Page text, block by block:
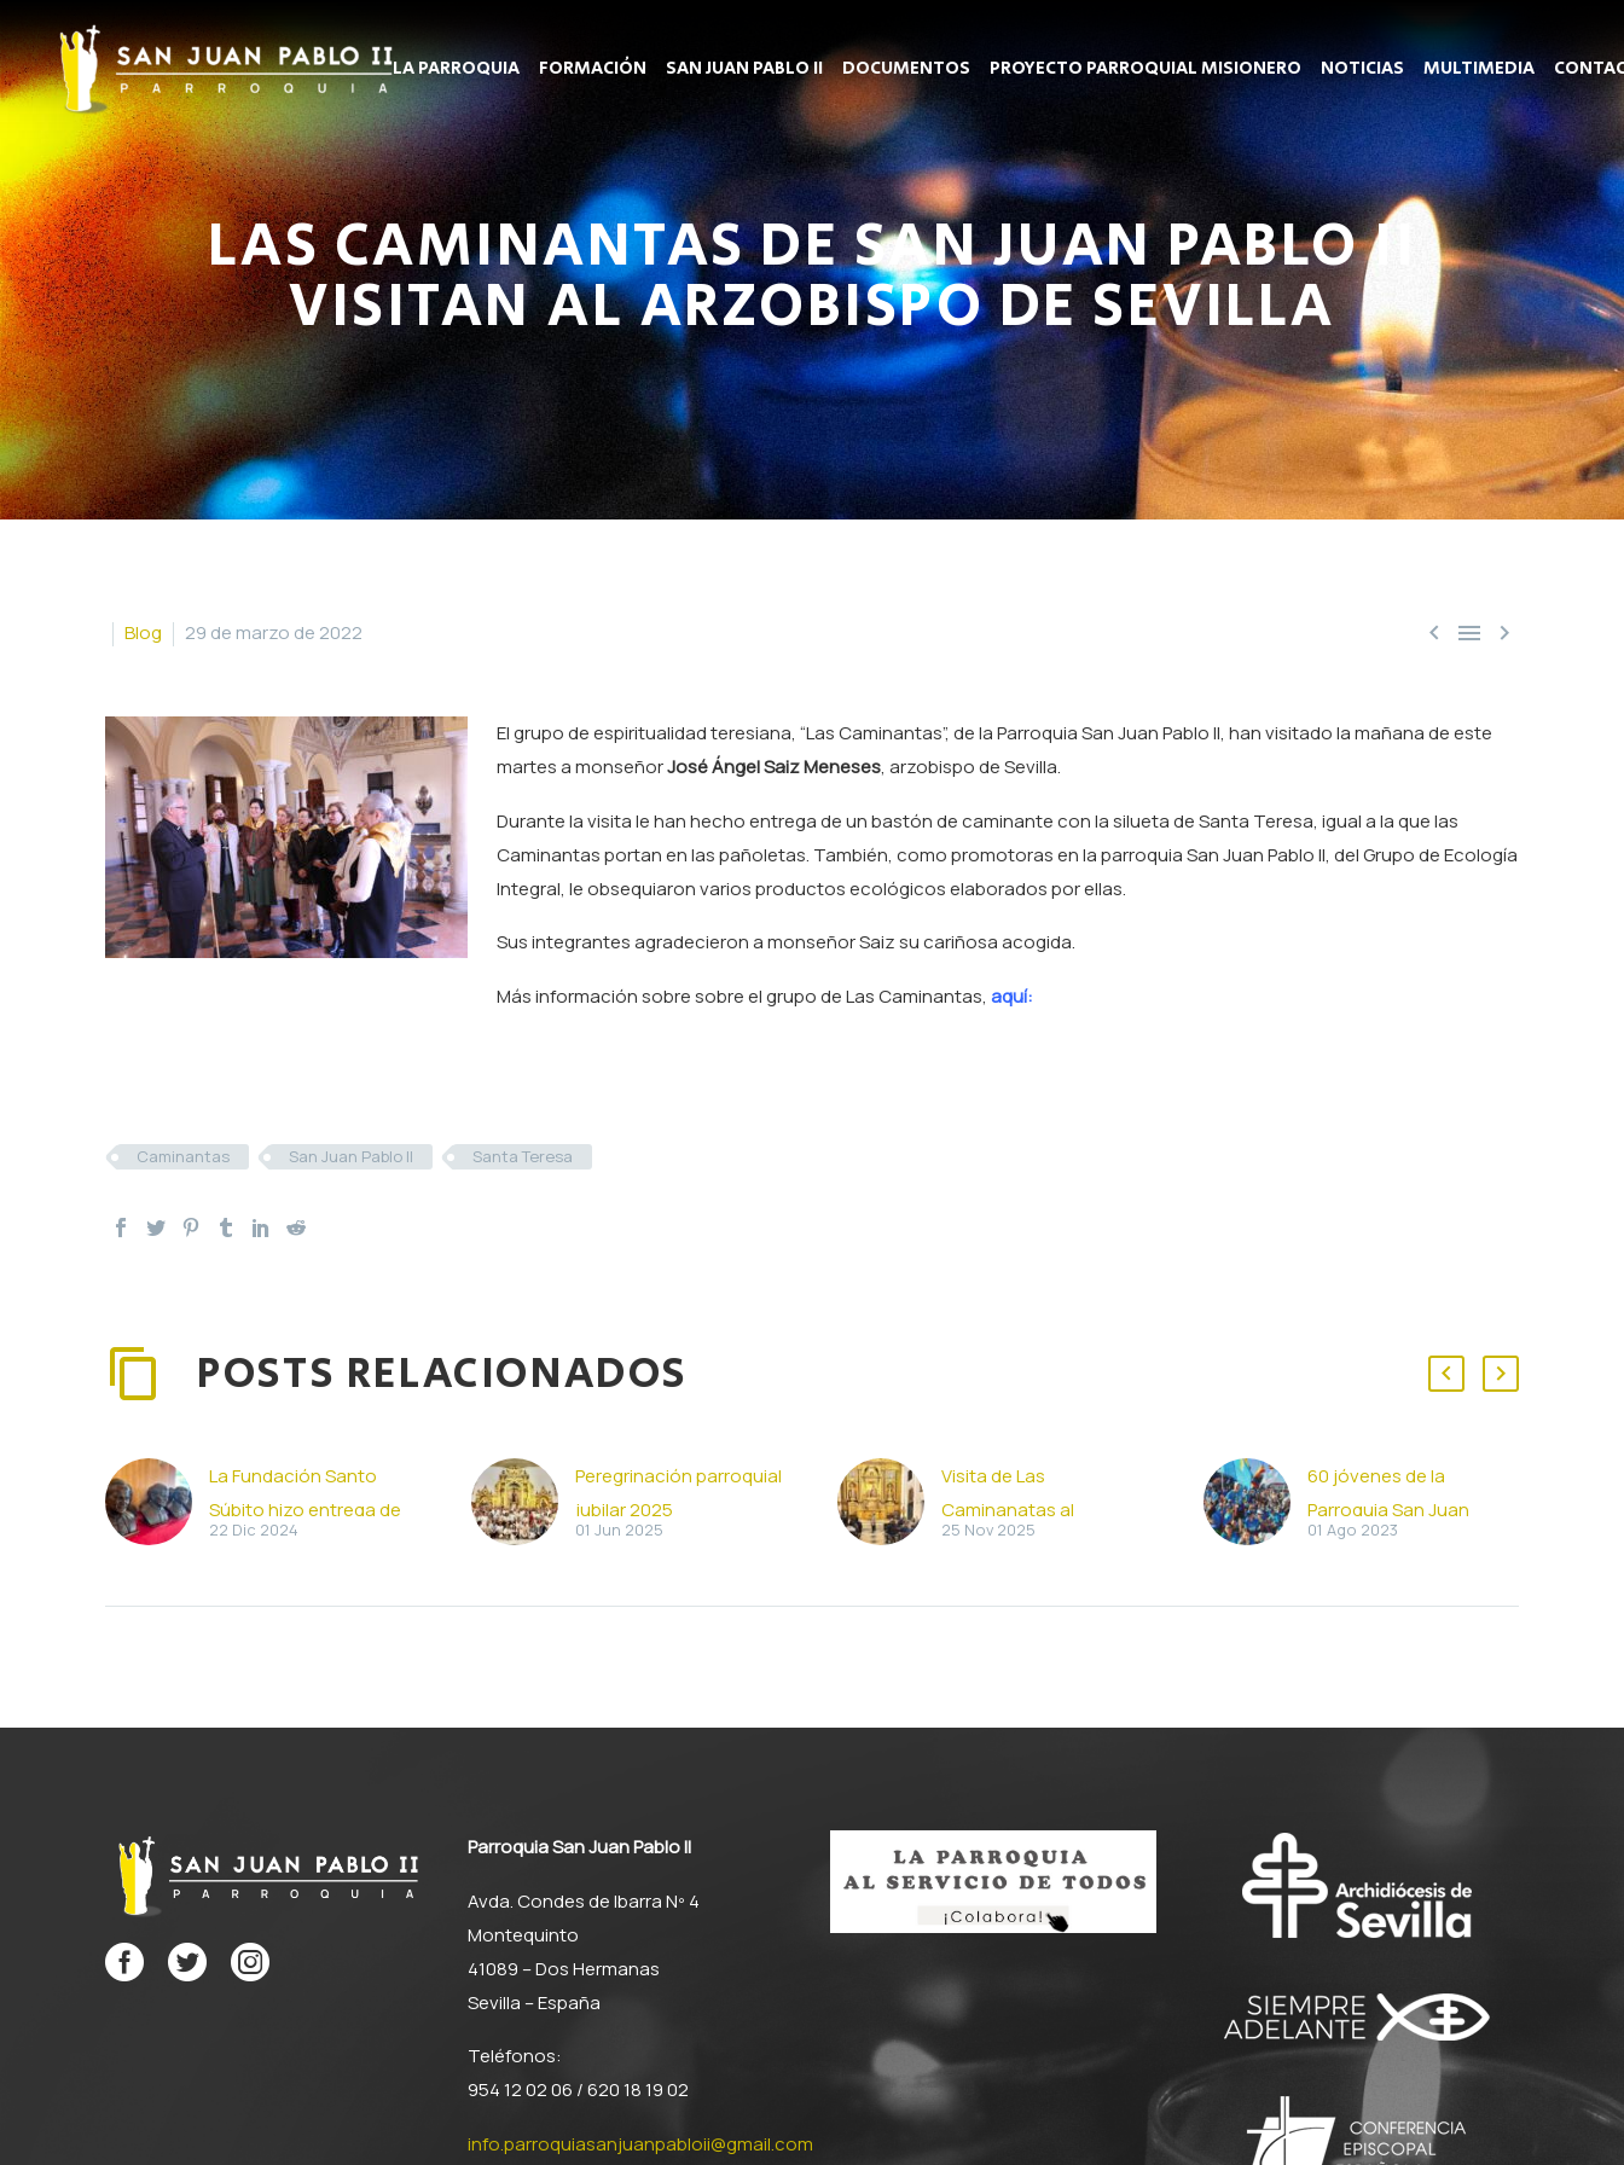
LA PARROQUIA FORMACIÓN SAN JUAN PABLO II DOCUMENTOS PROYECTO PARROQUIAL MISIONERO NOTICIAS MULTIMEDIA
LAS CAMINANTAS DE SAN JUAN PABLO II
VISITAN AL ARZOBISPO DE SEVILLA
  
Blog 29 de marzo de 2022
El grupo de espiritualidad teresiana, “Las Caminantas”, de la Parroquia San Juan Pablo II, han visitado la mañana de este
martes a monseñorJosé Ángel Saiz Meneses, arzobispo de Sevilla.
Durante la visita le han hecho entrega de un bastón de caminante con la silueta de Santa Teresa, igual a la que las
Caminantas portan en las pañoletas. También, como promotoras en la parroquia San Juan Pablo II, del Grupo de Ecología
Integral, le obsequiaron varios productos ecológicos elaborados por ellas.
Sus integrantes agradecieron a monseñor Saiz su cariñosa acogida.
Más información sobre sobre el grupo de Las Caminantas, aquí:
Caminantas San Juan Pablo II Santa Teresa
POSTS RELACIONADOS
La Fundación Santo
Súbito hizo entrega de
diez bustos de San Juan
Por décimo año
22 Dic 2024
Peregrinación parroquial
jubilar 2025
01 Jun 2025
Visita de Las
Caminanatas al
convento de San José
Las Caminantas de San
25 Nov 2025
60 jóvenes de la
Parroquia San Juan
Pablo II participarán en la
Juventud
01 Ago 2023
Parroquia San Juan Pablo II
Avda. Condes de Ibarra Nº 4
Montequinto
41089 – Dos Hermanas
Sevilla – España
Teléfonos:
954 12 02 06 / 620 18 19 02
info.parroquiasanjuanpabloii@gmail.com